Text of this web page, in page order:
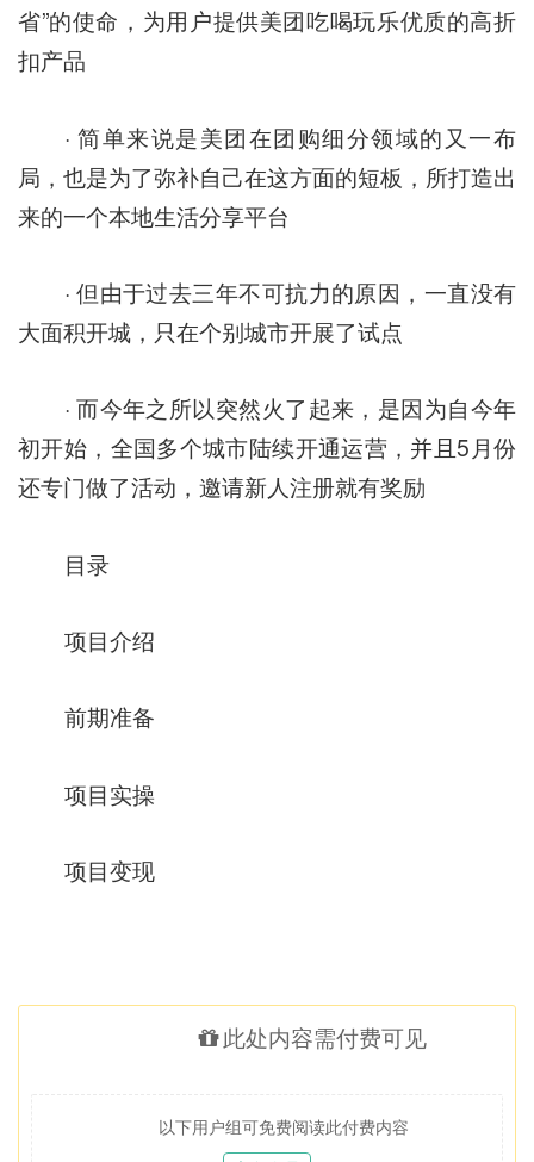
省”的使命，为用户提供美团吃喝玩乐优质的高折
扣产品
· 简单来说是美团在团购细分领域的又一布
局，也是为了弥补自己在这方面的短板，所打造出
来的一个本地生活分享平台
· 但由于过去三年不可抗力的原因，一直没有
大面积开城，只在个别城市开展了试点
· 而今年之所以突然火了起来，是因为自今年
初开始，全国多个城市陆续开通运营，并且5月份
还专门做了活动，邀请新人注册就有奖励
目录
项目介绍
前期准备
项目实操
项目变现
此处内容需付费可见
以下用户组可免费阅读此付费内容